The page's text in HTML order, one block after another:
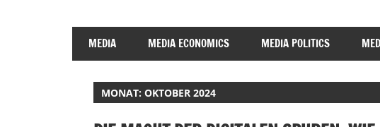
MEDIA MEDIA ECONOMICS MEDIA POLITICS
MONAT:OKTOBER 2024